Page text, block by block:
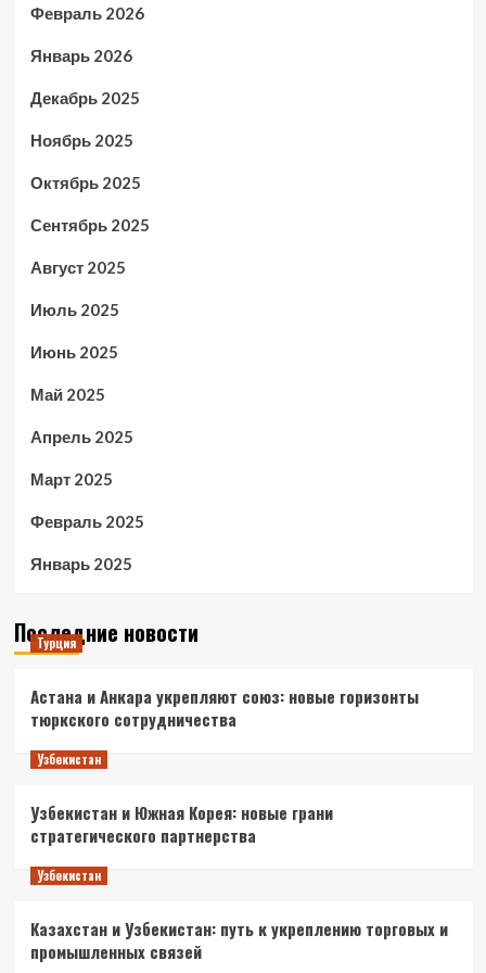
Февраль 2026
Январь 2026
Декабрь 2025
Ноябрь 2025
Октябрь 2025
Сентябрь 2025
Август 2025
Июль 2025
Июнь 2025
Май 2025
Апрель 2025
Март 2025
Февраль 2025
Январь 2025
Последние новости
Турция
Астана и Анкара укрепляют союз: новые горизонты
тюркского сотрудничества
Узбекистан
Узбекистан и Южная Корея: новые грани
стратегического партнерства
Узбекистан
Казахстан и Узбекистан: путь к укреплению торговых и
промышленных связей